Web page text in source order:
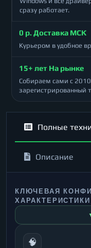
сразу работает.
0 р. Доставка МСК
Курьером в удобное
15+ лет На рынке
Собираем сами с 2010
зарегистрированный
Полные
Описание
КЛЮЧЕВАЯ
ХАРАКТЕРИСТИКИ
🧠